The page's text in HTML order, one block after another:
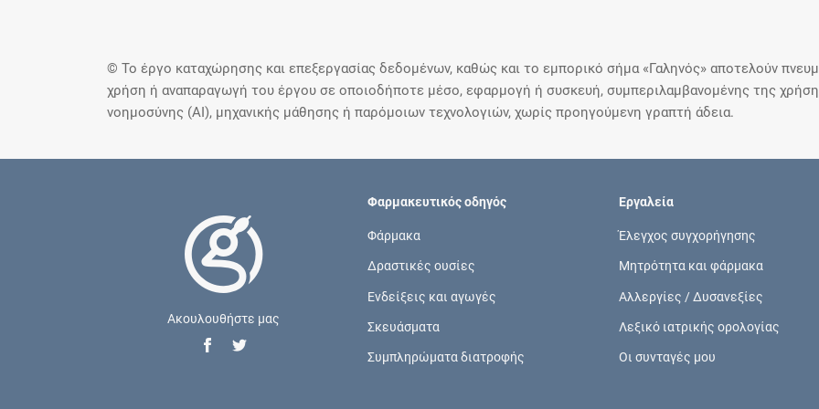
© Το έργο καταχώρησης και επεξεργασίας δεδομένων, καθώς και το εμπορικό σήμα «Γαληνός» αποτελούν
χρήση ή αναπαραγωγή του έργου σε οποιοδήποτε μέσο, εφαρμογή ή συσκευή, συμπεριλαμβανομένης της
νοημοσύνης (AI), μηχανικής μάθησης ή παρόμοιων τεχνολογιών, χωρίς προηγούμενη γραπτή άδεια.
Ακουλουθήστε μας
Φαρμακευτικός οδηγός
Φάρμακα
Δραστικές ουσίες
Ενδείξεις και αγωγές
Σκευάσματα
Συμπληρώματα διατροφής
Εργαλεία
Έλεγχος συγχορήγησης
Μητρότητα και φάρμακα
Αλλεργίες / Δυσανεξίες
Λεξικό ιατρικής ορολογίας
Οι συνταγές μου